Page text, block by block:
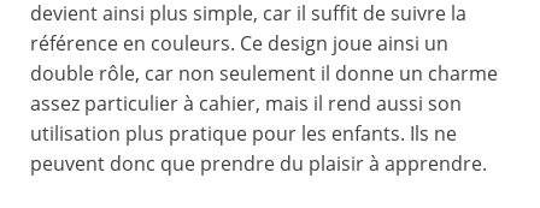
devient ainsi plus simple, car il suffit de suivre la
référence en couleurs. Ce design joue ainsi un
double rôle, car non seulement il donne un charme
assez particulier à cahier, mais il rend aussi son
utilisation plus pratique pour les enfants. Ils ne
peuvent donc que prendre du plaisir à apprendre.